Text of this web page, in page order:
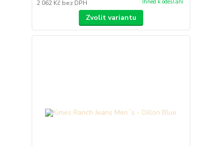
2 062 Kč bez DPH Ihned k odeslání
Zvolit variantu